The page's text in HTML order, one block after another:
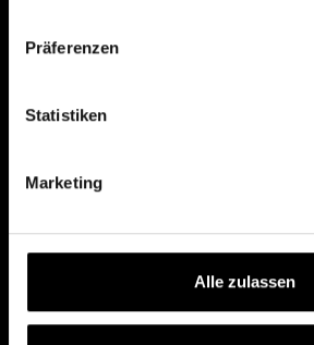
Präferenzen
Statistiken
Marketing
Alle zulassen
© 2026 FondsDepot AT
DEPOT
Depot übertragen
Depot-Login